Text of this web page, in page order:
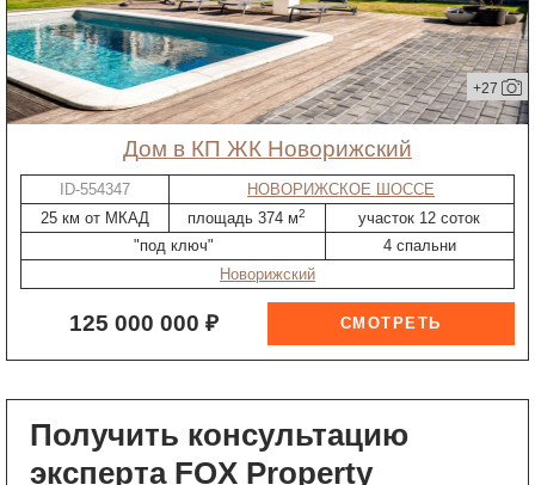
+27
дом в КП ЖК Новорижский
ID-554347
НОВОРИЖСКОЕ ШОССЕ
25 км от МКАД
площадь 374 м2
участок 12 соток
"под ключ"
4 спальни
Новорижский
125 000 000 ₽
Получить консультацию
эксперта FOX Property